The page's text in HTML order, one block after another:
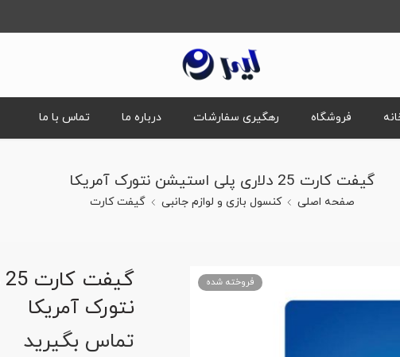
فروشگاه رهگیری سفارشات درباره ما تماس با ما
گیفت کارت 25 دلاری پلی استیشن نتورک آمریکا
صفحه اصلی کنسول بازی و لوازم جانبی گیفت کارت
فروخته شده
نتورک آمریکا
تماس بگیرید